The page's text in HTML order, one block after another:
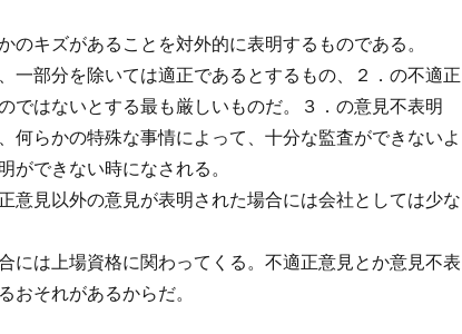
キズがあることを対外的に表明するものである。
部分を除いては適正であるとするもの、２．の不適正
ではないとする最も厳しいものだ。３．の意見不表明
何らかの特殊な事情によって、十分な監査ができないよ
ができない時になされる。
見以外の意見が表明された場合には会社としては少な
は上場資格に関わってくる。不適正意見とか意見不表
おそれがあるからだ。